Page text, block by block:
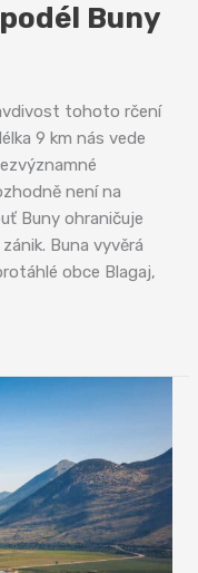
Buny
tohoto rčení
9 km nás vede
není na
Buny ohraničuje
Buna vyvěrá
obce Blagaj,